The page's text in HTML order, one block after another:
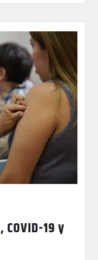
19 y